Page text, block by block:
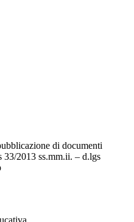
di documenti
2013 ss.mm.ii. – d.lgs